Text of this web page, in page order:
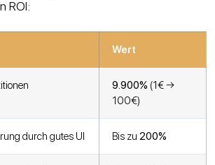
ROI:
Wert
9.900% (1€ →
100€)
durch gutes UI Bis zu200%